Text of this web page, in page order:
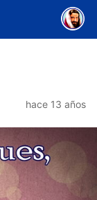
hace 13 años